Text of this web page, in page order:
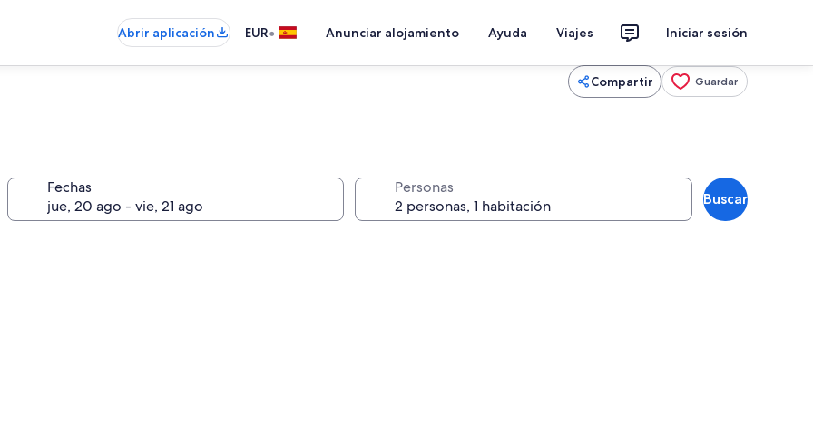
Abrir aplicación EUR• Anunciar alojamiento Ayuda Viajes Iniciar sesión
Compartir Guardar
Fechas Personas
Buscar